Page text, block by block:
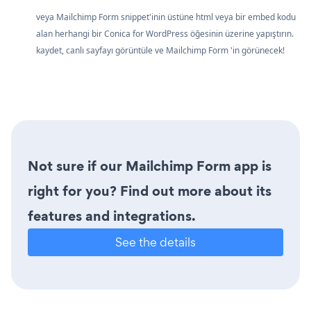
veya Mailchimp Form snippet'inin üstüne html veya bir embed kodu
alan herhangi bir Conica for WordPress öğesinin üzerine yapıştırın.
kaydet, canlı sayfayı görüntüle ve Mailchimp Form 'in görünecek!
Not sure if our Mailchimp Form app is
right for you? Find out more about its
features and integrations.
See the details